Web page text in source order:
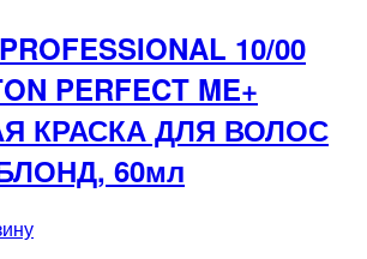
10/00
PERFECT ME+
КРАСКА ДЛЯ ВОЛОС
60мл